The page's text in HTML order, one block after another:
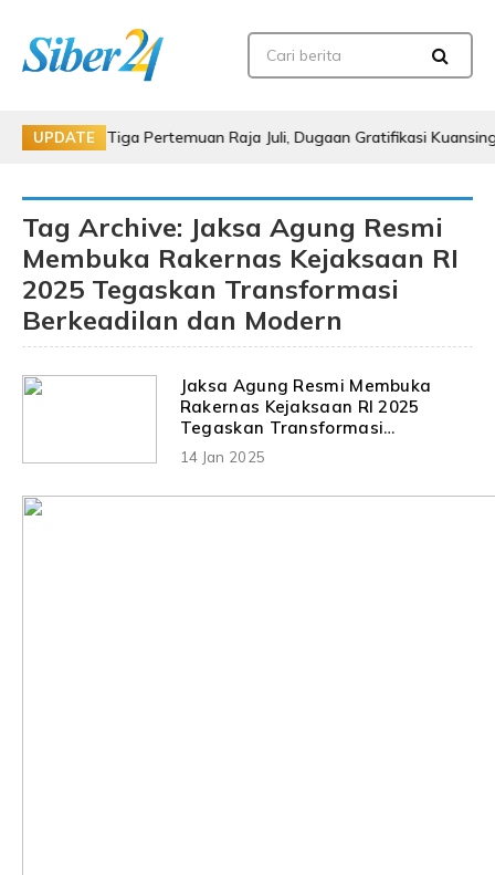
UPDATE
Tiga Pertemuan Raja Juli, Dugaan Gratifikasi Kuansing
Tag Archive: Jaksa Agung Resmi
Membuka Rakernas Kejaksaan RI
2025 Tegaskan Transformasi
Berkeadilan dan Modern
Jaksa Agung Resmi Membuka
Rakernas Kejaksaan RI 2025
Tegaskan Transformasi
Berkeadilan dan Modern
14 Jan 2025